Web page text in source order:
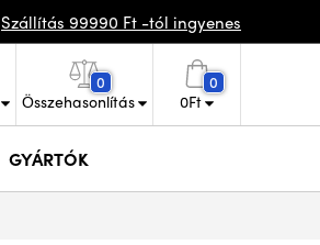
Szállítás 99990 Ft -tól ingyenes
0
Összehasonlítás
0
0Ft
GYÁRTÓK